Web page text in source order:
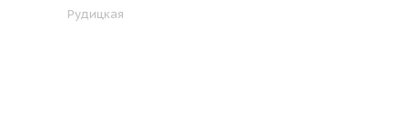
Рудицкая